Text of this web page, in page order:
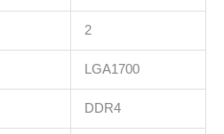
2
LGA1700
DDR4